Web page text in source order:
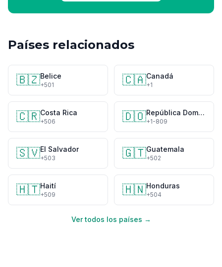
Países relacionados
🇧🇿Belice
+501 🇨🇦Canadá
+1
🇨🇷Costa Rica
+506 🇩🇴 República Dominicana
+1-809
🇸🇻El Salvador
+503 🇬🇹Guatemala
+502
🇭🇹Haití
+509 🇭🇳Honduras
+504
Ver todos los países →